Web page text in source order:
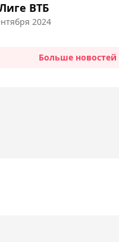
ВТБ
2024
Больше новостей